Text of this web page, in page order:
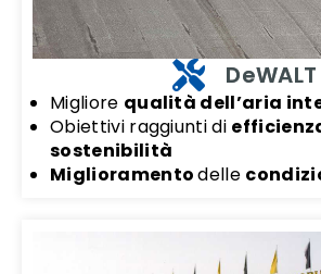
DeWALT
Migliore qualità dell’aria
Obiettivi raggiunti di
sostenibilità
Miglioramentodelle